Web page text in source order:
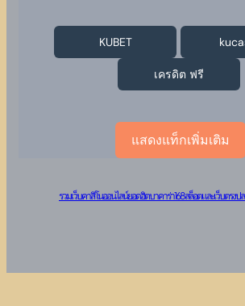
KUBET
เครดิต ฟรี
แสดงแท็กเพิ่มเติม
รวมเว็บคาสิโนออนไลน์ยอดฮิต บาคาร่า 168 สล็อต และเว็บตรง